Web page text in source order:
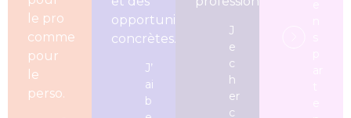
le pro
comme
pour
le
perso.
opportunités
concrètes.
J’
ai
b
J
e
c
h
er
c